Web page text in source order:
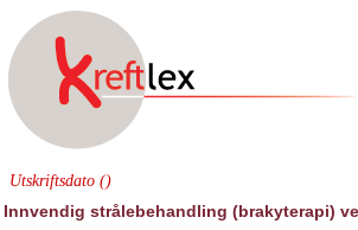
Utskriftsdato ()
Innvendig strålebehandling (brakyterapi)